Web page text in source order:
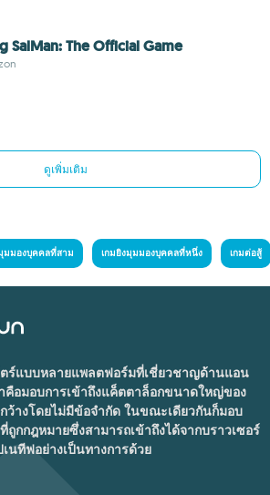
SalMan: The Official Game
ดูเพิ่มเติม
มมองบุคคลที่สาม เกมยิงมุมมองบุคคลที่หนึ่ง เกมต่อสู้
ร์แบบหลายแพลตฟอร์มที่เชี่ยวชาญด้านแอน
คือมอบการเข้าถึงแค็ตตาล็อกขนาดใหญ่ของ
ว้างโดยไม่มีข้อจำกัด ในขณะเดียวกันก็มอบ
ถูกกฎหมายซึ่งสามารถเข้าถึงได้จากบราวเซอร์
นทีฟอย่างเป็นทางการด้วย